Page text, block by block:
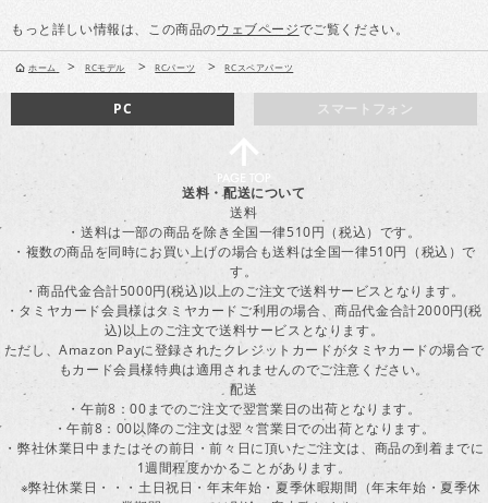
もっと詳しい情報は、この商品のウェブページでご覧ください。
ホーム > RCモデル > RCパーツ > RCスペアパーツ
スマートフォン
PC
送料・配送について
送料
・送料は一部の商品を除き全国一律510円（税込）です。
・複数の商品を同時にお買い上げの場合も送料は全国一律510円（税込）で
す。
・商品代金合計5000円(税込)以上のご注文で送料サービスとなります。
・タミヤカード会員様はタミヤカードご利用の場合、商品代金合計2000円(税
込)以上のご注文で送料サービスとなります。
ただし、Amazon Payに登録されたクレジットカードがタミヤカードの場合で
もカード会員様特典は適用されませんのでご注意ください。
配送
・午前8：00までのご注文で翌営業日の出荷となります。
・午前8：00以降のご注文は翌々営業日での出荷となります。
・弊社休業日中またはその前日・前々日に頂いたご注文は、商品の到着までに
1週間程度かかることがあります。
※弊社休業日・・・土日祝日・年末年始・夏季休暇期間（年末年始・夏季休